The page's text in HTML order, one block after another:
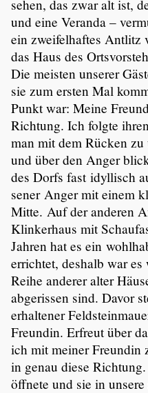
sehen, das zwar alt ist,
und eine Veranda –
ein zweifel­haftes Antlitz
das Haus des
Die meisten unserer
sie zum ersten Mal
Punkt war: Meine
Richtung. Ich folgte
man mit dem Rücken zu
und über den Anger
des Dorfs fast idyllisch
sener Anger mit einem
Mitte. Auf der anderen
Klinker­haus mit
Jahren hat es ein
errichtet, deshalb war
Reihe anderer alter
abgerissen sind. Davor
erhal­tener
Freundin. Erfreut über
ich mit meiner Freundin
in genau diese
öffnete und sie in